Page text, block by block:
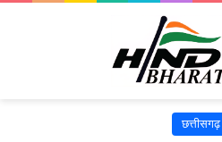
छत्तीसगढ़